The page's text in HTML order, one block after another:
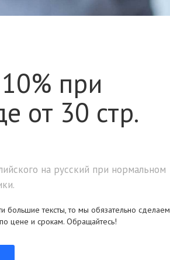
при
от 30 стр.
на русский при нормальном
большие тексты, то мы обязательно сделаем
цене и срокам. Обращайтесь!